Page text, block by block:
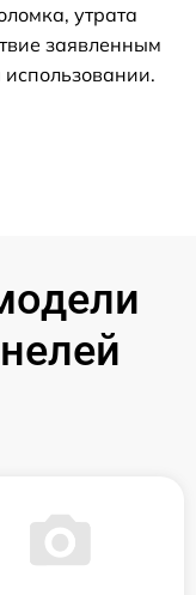
утрата
заявленным